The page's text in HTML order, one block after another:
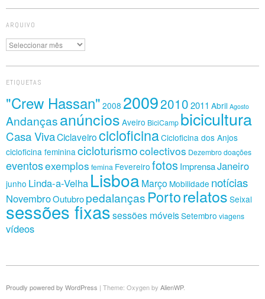
ARQUIVO
Arquivo
ETIQUETAS
"Crew Hassan" 2008 200920102011 Abril Agosto
Andançasanúncios Aveiro BiciCamp bicicultura
Casa VivaCiclaveirocicloficinaCicloficina dos Anjos
cicloficina femininacicloturismocolectivos Dezembrodoações
eventosexemplos femina Fevereiro fotos ImprensaJaneiro
junho Linda-a-Velha LisboaMarço Mobilidade notícias
NovembroOutubropedalanças Portorelatos Seixal
sessões fixassessões móveisSetembro viagens
vídeos
Proudly powered by WordPress | Theme: Oxygen by AlienWP.